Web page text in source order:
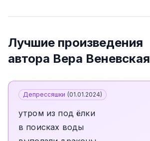
Лучшие произведения
автора Вера Веневская
Депрессяшки (01.01.2024)
утром из под ёлки
в поисках воды